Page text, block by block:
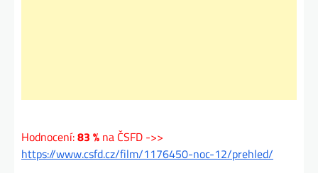
Hodnocení:83 % na ČSFD ->>
https://www.csfd.cz/film/1176450-noc-12/prehled/